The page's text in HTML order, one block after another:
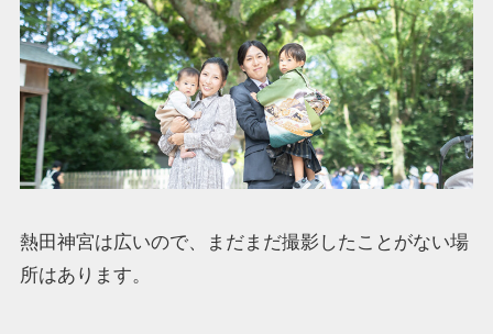
熱田神宮は広いので、まだまだ撮影したことがない場
所はあります。